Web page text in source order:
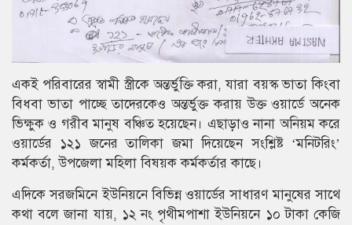
একই পরিবারের স্বামী স্ত্রীকে অন্তর্ভুক্তি করা, যারা বয়স্ক ভাতা কিংবা
বিধবা ভাতা পাচ্ছে তাদেরকেও অন্তর্ভুক্ত করায় উক্ত ওয়ার্ডে অনেক
ভিক্ষুক ও গরীব মানুষ বঞ্চিত হয়েছেন। এছাড়াও নানা অনিয়ম করে
ওয়ার্ডের ১২১ জনের তালিকা জমা দিয়েছেন সংশ্লিষ্ট ‘মনিটরিং’
কর্মকর্তা, উপজেলা মহিলা বিষয়ক কর্মকর্তার কাছে।
এদিকে সরজমিনে ইউনিয়নে বিভিন্ন ওয়ার্ডের সাধারণ মানুষের সাথে
কথা বলে জানা যায়, ১২ নং পৃথীমপাশা ইউনিয়নে ১০ টাকা কেজি